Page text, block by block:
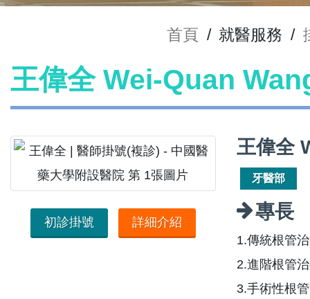
首頁 / 就醫服務 /
王偉全 Wei-Quan
初診掛號 詳細介紹
王偉全
牙醫部
專長
1.傳統根管
2.進階根管
3.手術性根